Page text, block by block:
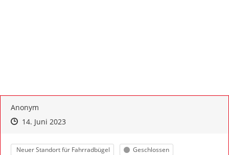
Anonym
Zeitpunkt des Erstellens
Zeitpunkt des Erstellens
14. Juni 2023Zur Äußerung
Kategorie
Neuer Standort für Fahrradbügel Status
Geschlossen